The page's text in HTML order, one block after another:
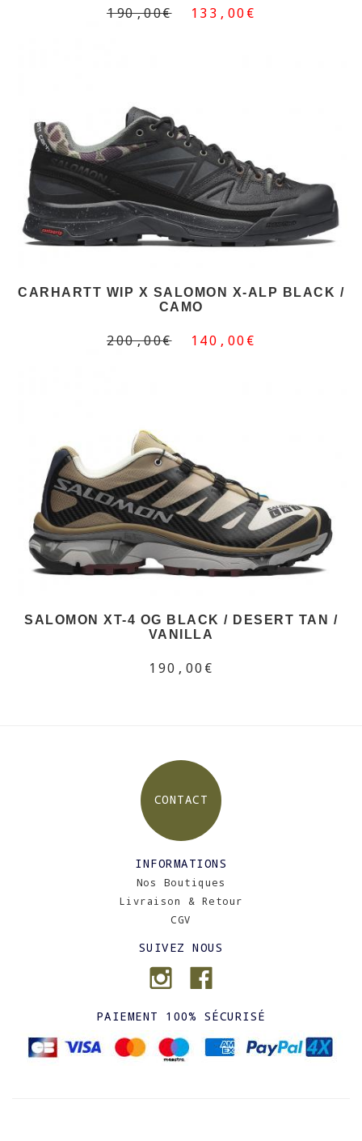
190,00€ 133,00€
CARHARTT WIP X SALOMON X-ALP BLACK /
CAMO
200,00€ 140,00€
SALOMON XT-4 OG BLACK / DESERT TAN /
VANILLA
190,00€
CONTACT
INFORMATIONS
Nos Boutiques
Livraison & Retour
CGV
SUIVEZ NOUS
PAIEMENT 100% SÉCURISÉ